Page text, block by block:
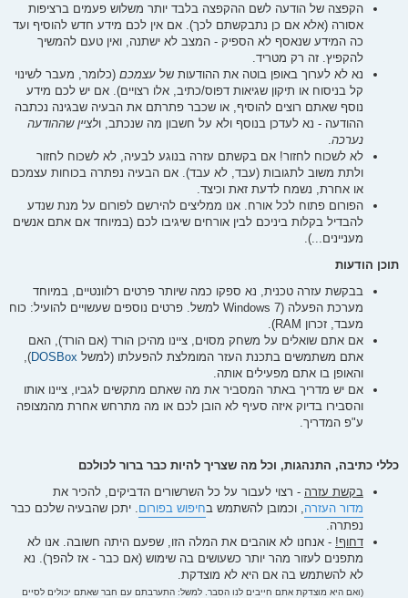
הקפצה של הודעה לשם ההקפצה בלבד יותר משלוש פעמים ברציפות
אסורה (אלא אם כן נתבקשתם לכך). אם אין לכם מידע חדש להוסיף ועד
כה המידע שנאסף לא הספיק - המצב לא ישתנה, ואין טעם להמשיך
להקפיץ. זה רק מטריד.
נא לא לערוך באופן בוטה את ההודעות של עצמכם (כלומר, מעבר לשינוי
קל בניסוח או תיקון שגיאות דפוס/כתיב, אלו רצויים). אם יש לכם מידע
נוסף שאתם רוצים להוסיף, או שכבר פתרתם את הבעיה שבגינה נכתבה
ההודעה - נא לעדכן בנוסף ולא על חשבון מה שנכתב, ולציין שההודעה
נערכה
לא לשכוח לחזור! אם בקשתם עזרה בנוגע לבעיה, לא לשכוח לחזור
ולתת משוב לתגובות (עבד, לא עבד). אם הבעיה נפתרה בכוחות עצמכם
או אחרת, נשמח לדעת זאת וכיצד.
הפורום פתוח לכל אורח. אנו ממליצים להירשם לפורום על מנת שנדע
להבדיל בקלות ביניכם לבין אורחים שיגיבו לכם (במיוחד אם אתם אנשים
מעניינים...).
תוכן הודעות
בבקשת עזרה טכנית, נא ספקו כמה שיותר פרטים רלוונטיים, במיוחד
מערכת הפעלה (Windows 7 למשל. פרטים נוספים שעשויים להועיל: כוח
מעבד, זכרון RAM).
אם אתם שואלים על משחק מסוים, ציינו מהיכן הורד (אם הורד), האם
אתם משתמשים בתכנת העזר המומלצת להפעלתו (למשל DOSBox
),
והאופן בו אתם מפעילים אותה.
אם יש מדריך באתר המסביר את מה שאתם מתקשים לגביו, ציינו אותו
והסבירו בדיוק איזה סעיף לא הובן לכם או מה מתרחש אחרת מהמצופה
ע"פ המדריך.
כללי כתיבה, התנהגות, וכל מה שצריך להיות כבר ברור לכולכם
בקשת עזרה - רצוי לעבור על כל השרשורים הדביקים, להכיר את
מדור העזרה , וכמובן להשתמש בחיפוש בפורום . יתכן שהבעיה שלכם כבר
נפתרה.
דחוף! - אנחנו לא אוהבים את המלה הזו, שפעם היתה חשובה. אנו לא
מתפנים לעזור מהר יותר כשעושים בה שימוש (אם כבר - אז להפך). נא
לא להשתמש בה אם היא לא מוצדקת.
(ואם היא מוצדקת אתם חייבים לנו הסבר. למשל: התערבתם עם חבר שאתם יכולים לסיים